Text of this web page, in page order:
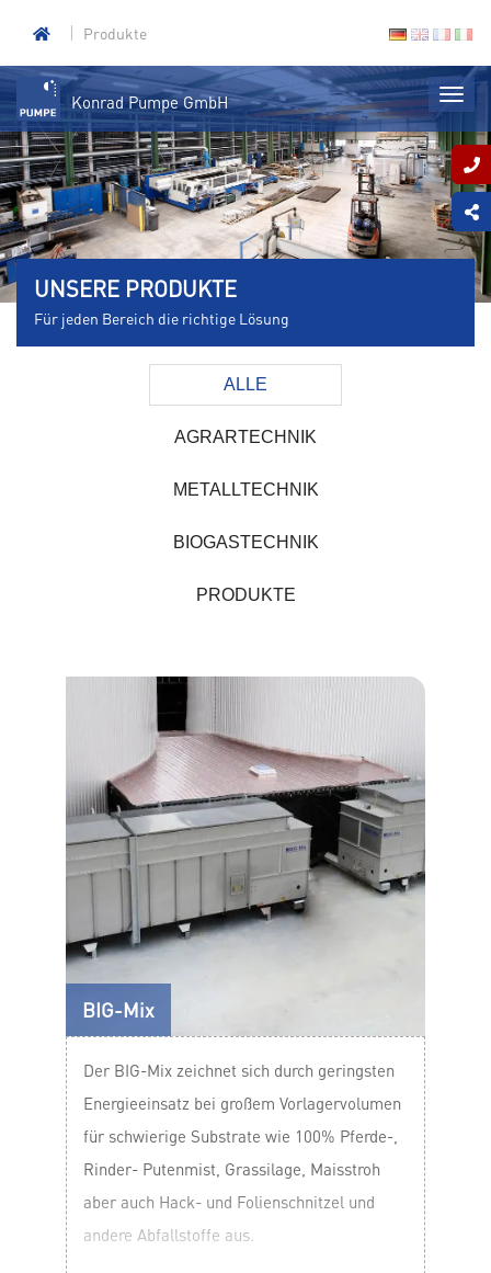
Produkte
Konrad Pumpe GmbH
UNSERE PRODUKTE
Für jeden Bereich die richtige Lösung
ALLE
AGRARTECHNIK
METALLTECHNIK
BIOGASTECHNIK
PRODUKTE
BIG-Mix
Der BIG-Mix zeichnet sich durch geringsten
Energieeinsatz bei großem Vorlagervolumen
für schwierige Substrate wie 100% Pferde-,
Rinder- Putenmist, Grassilage, Maisstroh
aber auch Hack- und Folienschnitzel und
andere Abfallstoffe aus.